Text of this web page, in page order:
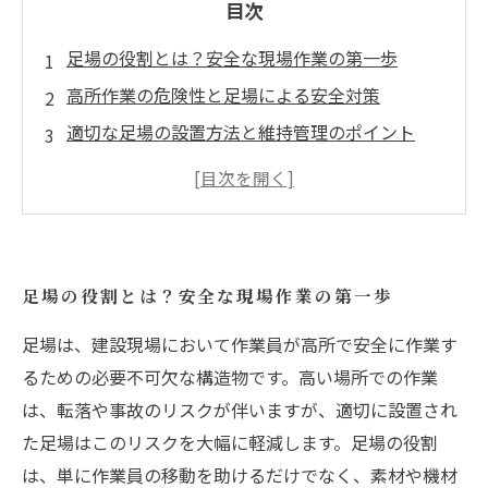
目次
足場の役割とは？安全な現場作業の第一歩
高所作業の危険性と足場による安全対策
適切な足場の設置方法と維持管理のポイント
事故を防ぐ！足場に関する注意点と安全基準
未来の安全な建設現場を実現するために足場を
再認識しよう
足場の役割とは？安全な現場作業の第一歩
足場は、建設現場において作業員が高所で安全に作業す
るための必要不可欠な構造物です。高い場所での作業
は、転落や事故のリスクが伴いますが、適切に設置され
た足場はこのリスクを大幅に軽減します。足場の役割
は、単に作業員の移動を助けるだけでなく、素材や機材